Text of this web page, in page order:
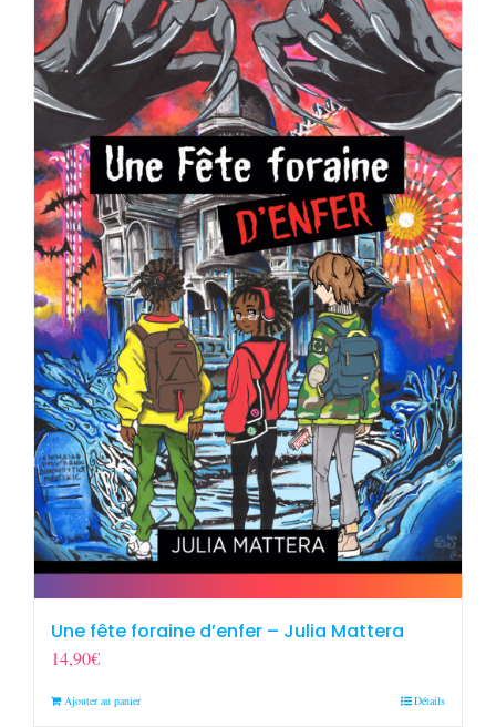
Une fête foraine d’enfer – Julia Mattera
14,90€
Ajouter au panier Détails